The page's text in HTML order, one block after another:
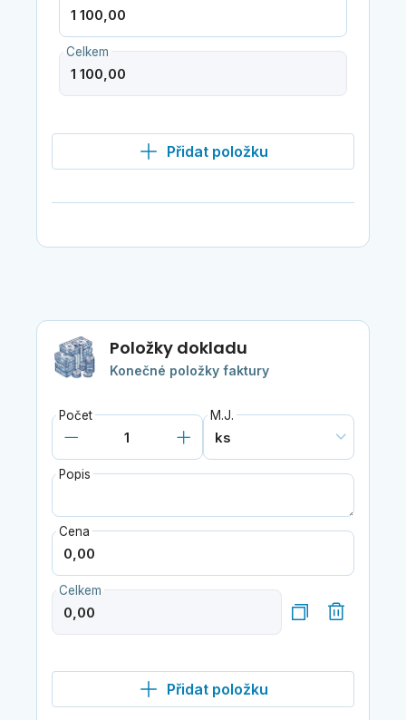
Celkem
Přidat položku
Položky dokladu
Konečné položky faktury
Počet M.J.
Popis
Cena
Celkem
Přidat položku